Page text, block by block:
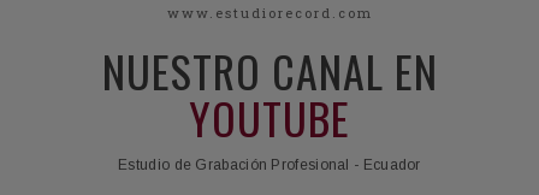
www.estudiorecord.com
NUESTRO CANAL EN
YOUTUBE
Estudio de Grabación Profesional - Ecuador